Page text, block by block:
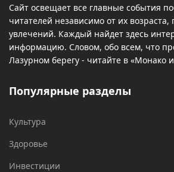
Сайт освещает все главные события
читателей независимо от их возраста,
увлечений. Каждый найдет здесь
информацию. Словом, обо всем, что
Лазурном берегу - читайте в «Монако
Популярные разделы
Культура
Здоровье
Инвестиции